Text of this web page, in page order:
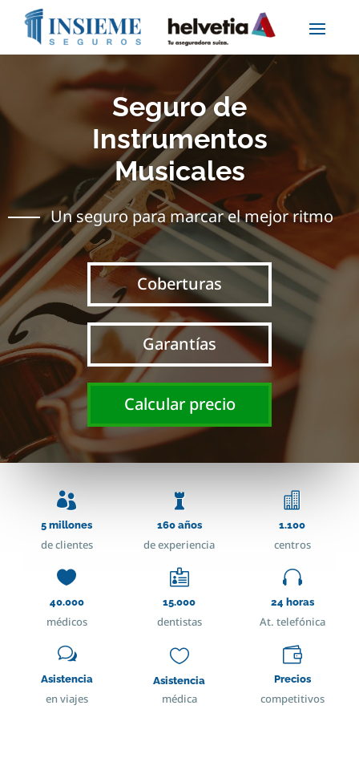
Seguro de
Instrumentos
Musicales
Un seguro para marcar el mejor ritmo
Coberturas
Garantías
Calcular precio

5 millones
de clientes

160 años
de experiencia

1.100
centros

40.000
médicos

15.000
dentistas

24 horas
At. telefónica
w
Asistencia
en viajes

Asistencia
médica

Precios
competitivos